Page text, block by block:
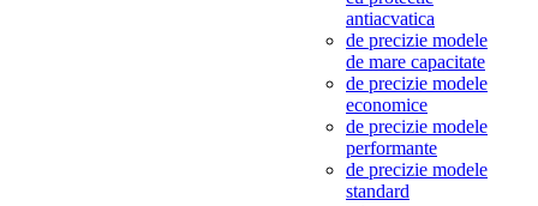
antiacvatica
de precizie modele
de mare capacitate
de precizie modele
economice
de precizie modele
performante
de precizie modele
standard